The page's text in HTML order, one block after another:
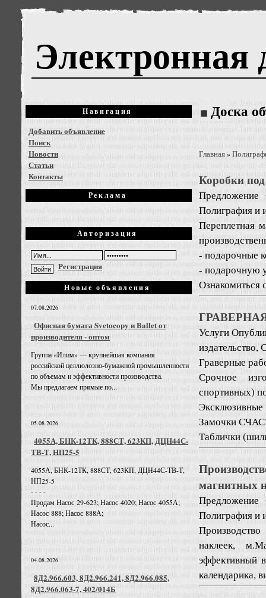
Электронная
Навигация
Добавить объявление
Поиск
Новости
Статьи
Контакты
Реклама
Авторизация
Регистрация
Новые объявления
07.08.2026
Офисная бумага Svetocopy и Ballet от
производителя - оптом
Группа «Илим» — крупнейшая компания
российской целлюлозно-бумажной промышленности
по объемам и эффективности производства.
Мы предлагаем прямые по...
05.08.2026
4055А, БНК-12ТК, 888СТ, 623КП, ДЦН44С-
ТВ-Т, НП25-5
4055А, БНК-12ТК, 888СТ, 623КП, ДЦН44С-ТВ-Т,
НП25-5
- - - -
Продам Насос 29-623; Насос 4020; Насос 4055А;
Насос 888; Насос 888А;
Насос...
04.08.2026
8Д2.966.603, 8Д2.966.241, 8Д2.966.085,
8Д2.966.063-7, 402/014Б
Доска
Главная»
Коробки
Предложение
Полиграфия и
Переплетная
- подарочные
- подарочную
Ознакомиться
Услуги
издательство,
Граверные
Срочное
спортивных)
Эксклюзивные
Замочки
Таблички
магнитных
Предложение
Полиграфия и
наклеек,
эффективный
календарика,